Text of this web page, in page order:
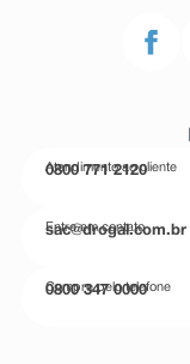
Atendimento ao cliente
0800 771 2120
Entre em contato
sac@drogal.com.br
Compre pelo telefone
0800 347 0000